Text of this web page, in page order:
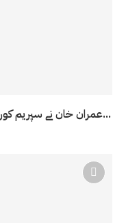
عمران خان نے سپریم کورٹ کی خواہش پر مزاکرات کا گرین سگنل...